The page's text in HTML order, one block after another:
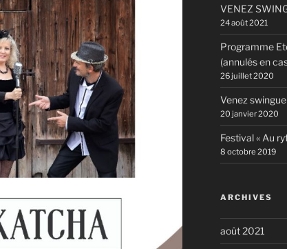
VENEZ
24 août 2021
Programme
(annulés en
26 juillet 2020
Venez
20 janvier 2020
Festival « Au
8 octobre 2019
ARCHIVES
août 2021